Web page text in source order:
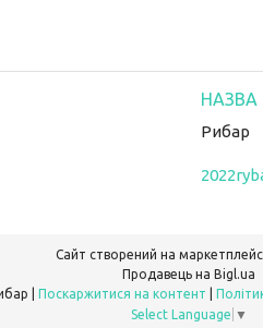
Рибар
Сайт створений на
Продавець на Bigl.ua
Поскаржитися на контент
Select Language ▼